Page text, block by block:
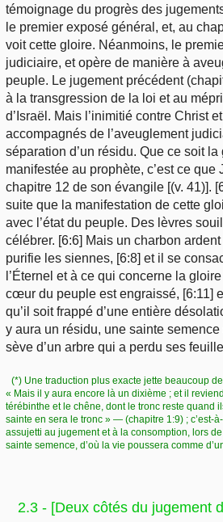
témoignage du progrès des
le premier exposé général, et, au
voit cette gloire. Néanmoins, le
judiciaire, et opère de manière à
peuple. Le jugement précédent
à la transgression de la loi et au
d’Israël. Mais l’inimitié contre Christ
accompagnés de l’aveuglement
séparation d’un résidu. Que ce soit
manifestée au prophète, c’est ce
chapitre 12 de son évangile [(v. 41)].
suite que la manifestation de cette
avec l’état du peuple. Des lèvres
célébrer. [6:6] Mais un charbon ardent
purifie les siennes, [6:8] et il se
l’Éternel et à ce qui concerne la
cœur du peuple est engraissé, [6:11]
qu’il soit frappé d’une entière
y aura un résidu, une sainte
sève d’un arbre qui a perdu ses
(*) Une traduction plus exacte jette beaucoup
« Mais il y aura encore là un dixième ; et il
térébinthe et le chêne, dont le tronc reste quand
sainte en sera le tronc » — (chapitre 1:9) ; c’est-
assujetti au jugement et à la consomption, lors
sainte semence, d’où la vie poussera comme
2.3 - [Deux côtés du jugement